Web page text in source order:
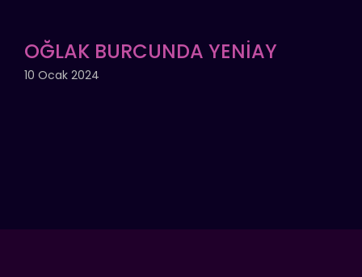
OĞLAK BURCUNDA YENİAY
10 Ocak 2024